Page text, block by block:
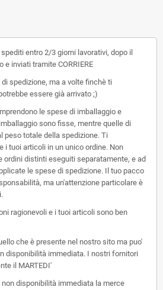
entro 2/3 giorni lavorativi, dopo il
inviati tramite CORRIERE
spedizione, ma a volte finchè ti
essere già arrivato ;)
le spese di imballaggio e
sono fisse, mentre quelle di
peso totale della spedizione. Ti
i tuoi articoli in un unico ordine. Non
ordini distinti eseguiti separatamente, e ad
le spese di spedizione. Il tuo pacco
ma un'attenzione particolare è
ragionevoli e i tuoi articoli sono ben
che è presente nel nostro sito ma puo'
disponibilità immediata. I nostri fornitori
il MARTEDI'
disponibilità immediata la merce